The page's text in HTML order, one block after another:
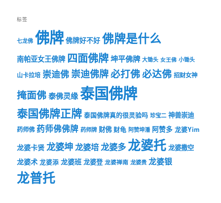
标签
七龙佛 佛牌 佛牌好不好 佛牌是什么
南帕亚女王佛牌 四面佛牌坤平佛牌 大锄头 女王佛 小锄头
山卡拉培 崇迪佛崇迪佛牌必打佛必达佛 招财女神
掩面佛泰佛灵缘泰国佛牌
泰国佛牌正牌 泰国佛牌真的很灵验吗 珍宝二 神兽崇迪
药师佛 药师佛佛牌 药师牌 财佛 财龟 阿赞坤潘 阿赞多 龙婆Yim
龙婆卡贤 龙婆坤龙婆培 龙婆多龙婆托 龙婆撒空
龙婆术 龙婆添 龙婆班 龙婆登 龙婆禅南 龙婆贵 龙婆银
龙普托